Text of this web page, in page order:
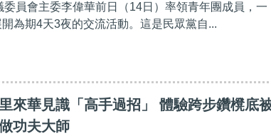
員會主委李偉華前日（14日）率領青年團成員，一
為期4天3夜的交流活動。這是民眾黨自...
來華見識「高手過招」 體驗跨步鑽櫈底
功夫大師